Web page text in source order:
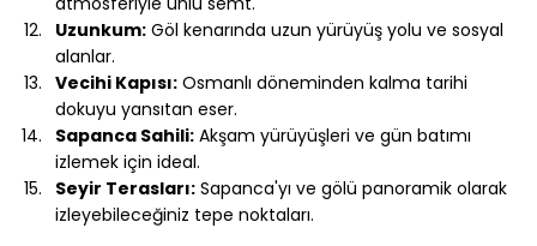
Uzunkum: Göl kenarında uzun yürüyüş yolu ve sosyal
alanlar.
Vecihi Kapısı: Osmanlı döneminden kalma tarihi
dokuyu yansıtan eser.
Sapanca Sahili: Akşam yürüyüşleri ve gün batımı
izlemek için ideal.
Seyir Terasları: Sapanca'yı ve gölü panoramik olarak
izleyebileceğiniz tepe noktaları.